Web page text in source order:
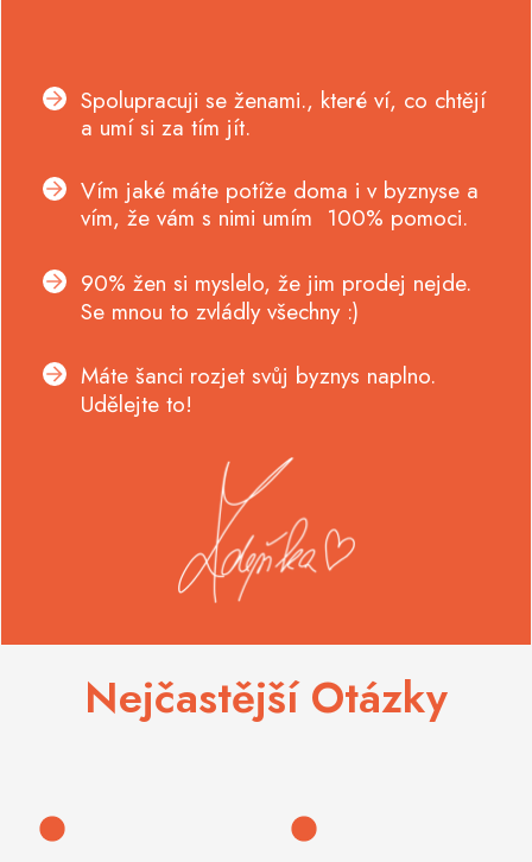
Spolupracuji se ženami., které ví, co chtějí
a umí si za tím jít.
Vím jaké máte potíže doma i v byznyse a
vím, že vám s nimi umím 100% pomoci.
90% žen si myslelo, že jim prodej nejde.
Se mnou to zvládly všechny :)
Máte šanci rozjet svůj byznys naplno.
Udělejte to!
Nejčastější Otázky